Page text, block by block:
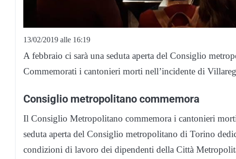
13/02/2019 alle 16:19
A febbraio ci sarà una seduta aperta del Consiglio
Commemorati i cantonieri morti nell’incidente di
Consiglio metropolitano commemora
Il Consiglio Metropolitano commemora i cantonieri
seduta aperta del Consiglio metropolitano di Torino
condizioni di lavoro dei dipendenti della Città